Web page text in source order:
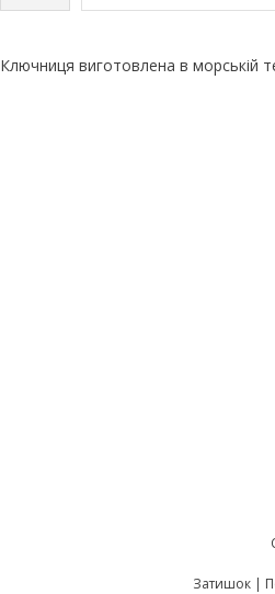
Ключниця виготовлена в морській
Затишок |